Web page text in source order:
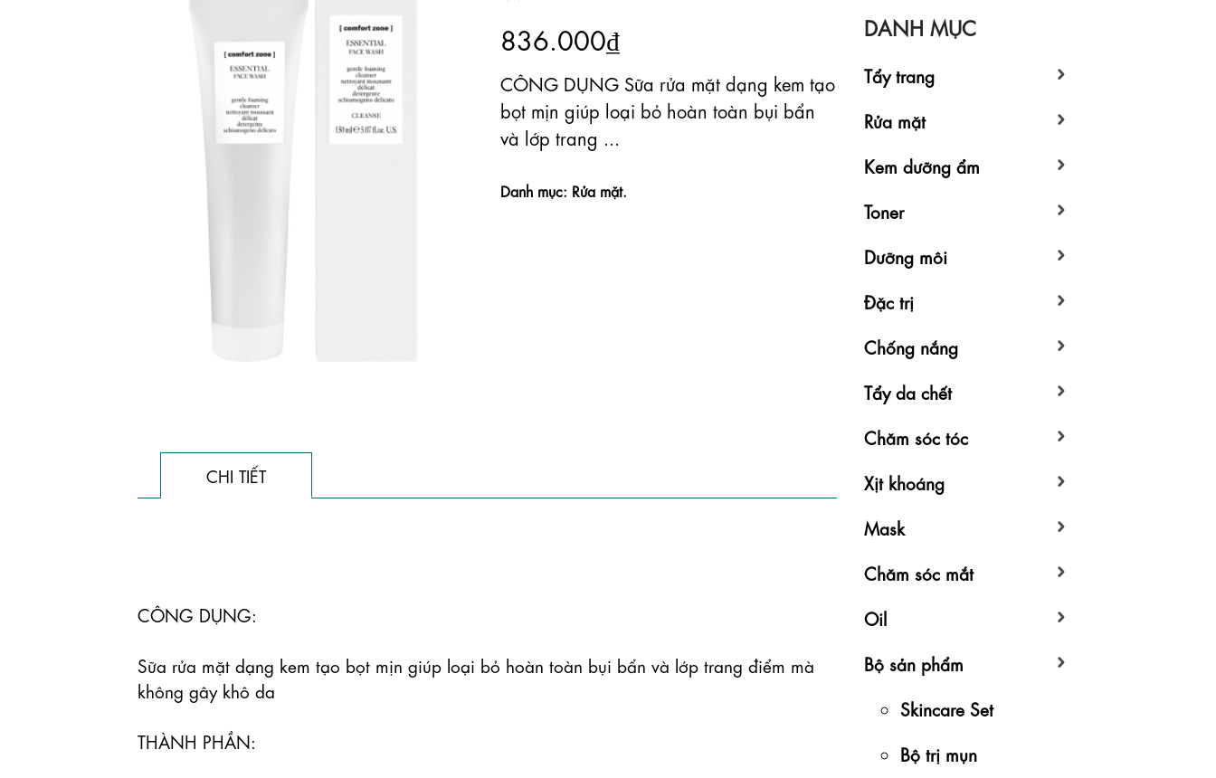
836.000₫
CÔNG DỤNG Sữa rửa mặt dạng kem tạo
bọt mịn giúp loại bỏ hoàn toàn bụi bẩn
và lớp trang ...
Danh mục: Rửa mặt.
CHI TIẾT
CÔNG DỤNG:
Sữa rửa mặt dạng kem tạo bọt mịn giúp loại bỏ hoàn toàn bụi bẩn và lớp trang điểm mà
không gây khô da
THÀNH PHẦN:
DANH MỤC
Tẩy trang
Rửa mặt
Kem dưỡng ẩm
Toner
Dưỡng môi
Đặc trị
Chống nắng
Tẩy da chết
Chăm sóc tóc
Xịt khoáng
Mask
Chăm sóc mắt
Oil
Bộ sản phẩm
Skincare Set
Bộ trị mụn